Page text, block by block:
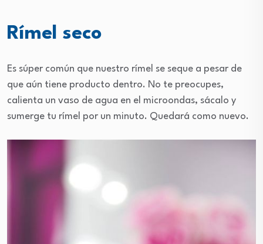
Rímel seco
Es súper común que nuestro rímel se seque a pesar de
que aún tiene producto dentro. No te preocupes,
calienta un vaso de agua en el microondas, sácalo y
sumerge tu rímel por un minuto. Quedará como nuevo.